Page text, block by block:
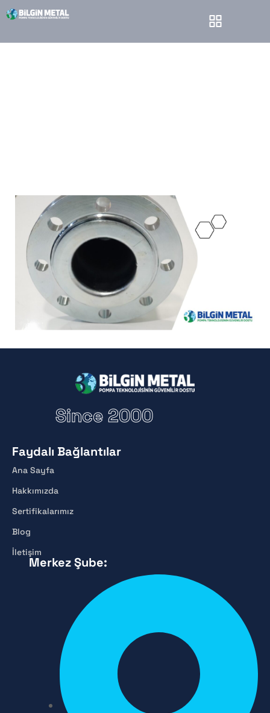
Since 2000
Faydalı Bağlantılar
Ana Sayfa
Hakkımızda
Sertifikalarımız
Blog
İletişim
Merkez Şube: